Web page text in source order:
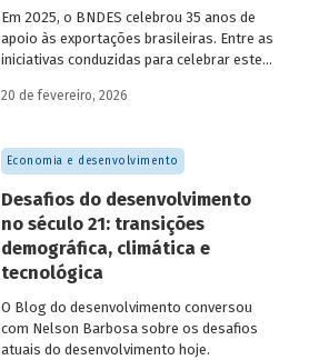
Em 2025, o BNDES celebrou 35 anos de
apoio às exportações brasileiras. Entre as
iniciativas conduzidas para celebrar este
quanto para a história do
Brasil, está o lançamento da publicação
“BNDES Exim: 35 anos de apoio às
20 de fevereiro, 2026
Economia e desenvolvimento
Desafios do desenvolvimento
no século 21: transições
demográfica, climática e
tecnológica
O Blog do desenvolvimento conversou
com Nelson Barbosa sobre os desafios
atuais do desenvolvimento hoje.